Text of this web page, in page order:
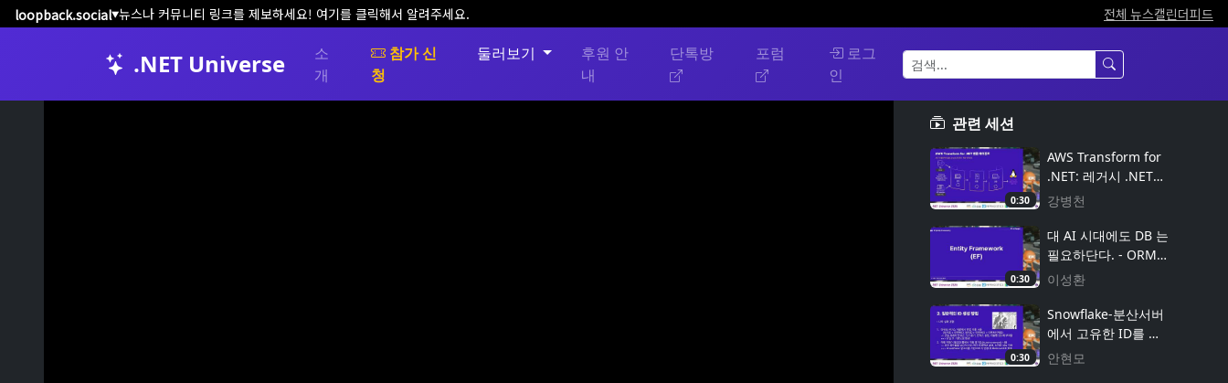
loopback.social▼뉴스나 커뮤니티 링크를 제보하세요! 여기를 클릭해서 알려주세요. 전체 뉴스캘린더피드
.NET Universe
소
개
참가 신
청
둘러보기
후원 안
내
단톡방 포럼
로그
인
관련 세션
0:30
AWS Transform for
.NET: 레거시 .NET
Framework에서 크로
현대화
강병천
0:30
대 AI 시대에도 DB 는
필요하단다. - ORM
대전(EF vs Dapper)
이성환
0:30
Snowflake-분산서버
에서 고유한 ID를 생
성하는 방법
안현모